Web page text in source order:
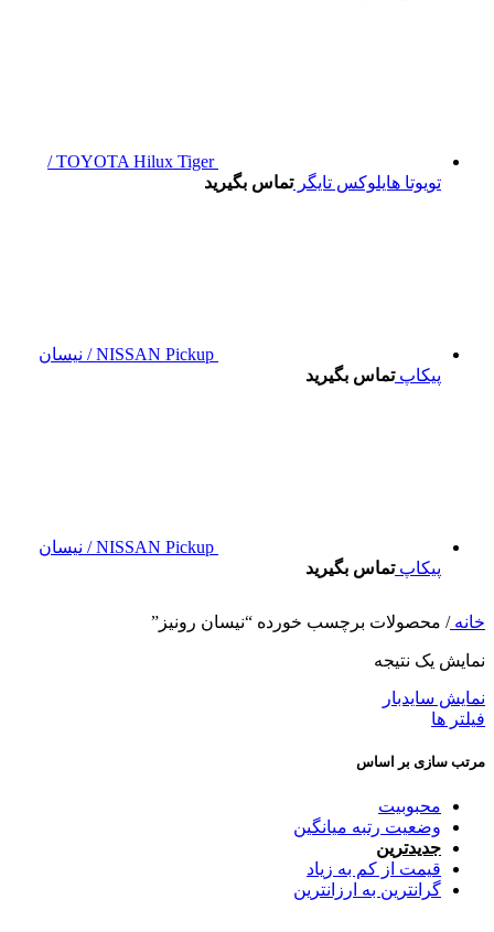
TOYOTA Hilux Tiger /
تویوتا هایلوکس تایگرتماس بگیرید
NISSAN Pickup / نیسان
پیکاپتماس بگیرید
NISSAN Pickup / نیسان
پیکاپتماس بگیرید
خانه/ محصولات برچسب خورده “نیسان رونیز”
نمایش یک نتیجه
نمایش سایدبار
فیلتر ها
مرتب سازی بر اساس
محبوبیت
وضعیت رتبه میانگین
جدیدترین
قیمت از کم به زیاد
گرانترین به ارزانترین